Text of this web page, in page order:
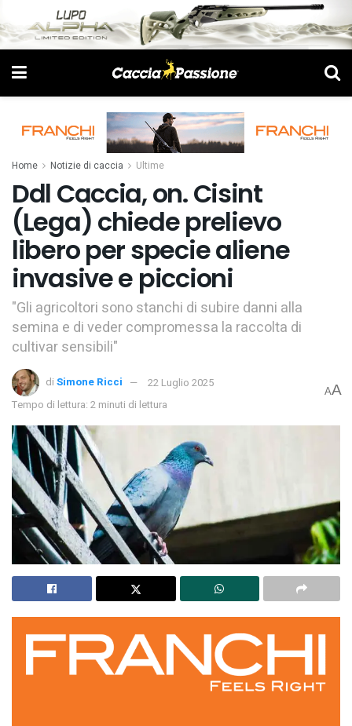
Home Notizie di caccia Ultime
Ddl Caccia, on. Cisint
(Lega) chiede prelievo
libero per specie aliene
invasive e piccioni
"Gli agricoltori sono stanchi di subire danni alla
semina e di veder compromessa la raccolta di
cultivar sensibili"
di Simone Ricci
22 Luglio 2025
Tempo di lettura: 2 minuti di lettura
AA